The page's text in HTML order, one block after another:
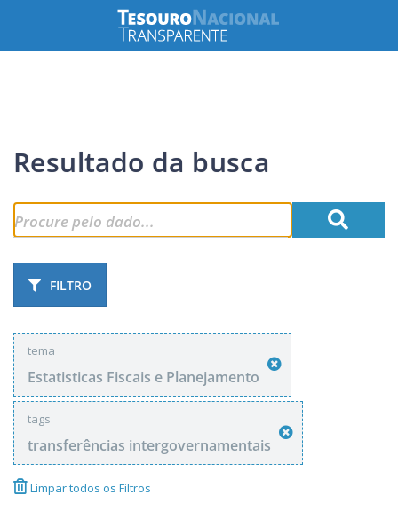
Resultado da busca
FILTRO
tema
Estatisticas Fiscais e Planejamento
tags
transferências intergovernamentais
Limpar todos os Filtros